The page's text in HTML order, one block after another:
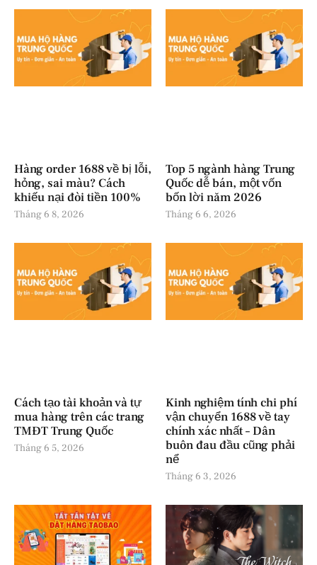
Hàng order 1688 về bị lỗi,
hỏng, sai màu? Cách
khiếu nại đòi tiền 100%
Tháng 6 8, 2026
Top 5 ngành hàng Trung
Quốc dễ bán, một vốn
bốn lời năm 2026
Tháng 6 6, 2026
Cách tạo tài khoản và tự
mua hàng trên các trang
TMĐT Trung Quốc
Tháng 6 5, 2026
Kinh nghiệm tính chi phí
vận chuyển 1688 về tay
chính xác nhất – Dân
buôn đau đầu cũng phải
nể
Tháng 6 3, 2026